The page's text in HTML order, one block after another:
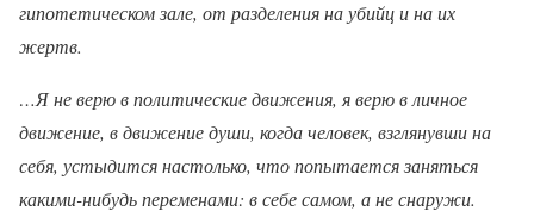
гипотетическом зале, от разделения на убийц и на их
жертв.
…Я не верю в политические движения, я верю в личное
движение, в движение души, когда человек, взглянувши на
себя, устыдится настолько, что попытается заняться
какими-нибудь переменами: в себе самом, а не снаружи.